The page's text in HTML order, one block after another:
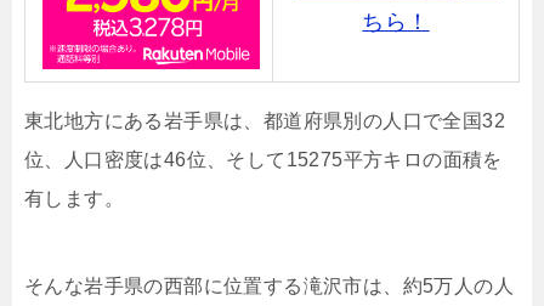
ちら！
東北地方にある岩手県は、 都道府県別の人口で全国32
位、人口密度は46位、そして15275平方キロの面積を
有します。
そんな岩手県の西部に位置する滝沢市は、約5万人の人